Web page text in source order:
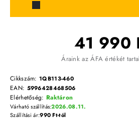
41 990
Áraink az ÁFA értékét
Cikkszám: 1QB113-460
EAN: 5996428468506
Elérhetőség: Raktáron
Várható szállítás:2026.08.11.
Szállítási ár:990 Ft-tól